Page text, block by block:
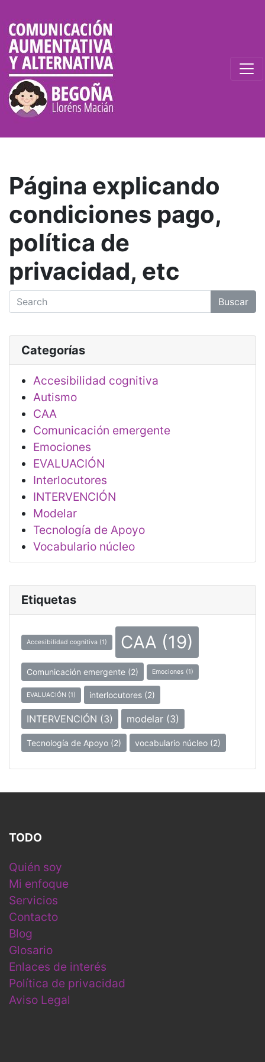
Página explicando
condiciones pago,
política de
privacidad, etc
Buscar
Categorías
Accesibilidad cognitiva
Autismo
CAA
Comunicación emergente
Emociones
EVALUACIÓN
Interlocutores
INTERVENCIÓN
Modelar
Tecnología de Apoyo
Vocabulario núcleo
Etiquetas
Accesibilidad cognitiva (1) CAA (19)
Comunicación emergente (2) Emociones (1)
EVALUACIÓN (1) interlocutores (2)
INTERVENCIÓN (3) modelar (3)
Tecnología de Apoyo (2) vocabulario núcleo (2)
TODO
Quién soy
Mi enfoque
Servicios
Contacto
Blog
Glosario
Enlaces de interés
Política de privacidad
Aviso Legal